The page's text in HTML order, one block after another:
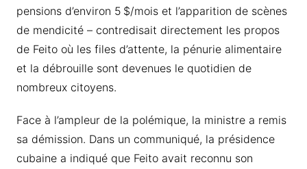
pensions d’environ 5 $/mois et l’apparition de scènes
de mendicité – contredisait directement les propos
de Feito où les files d’attente, la pénurie alimentaire
et la débrouille sont devenues le quotidien de
nombreux citoyens.
Face à l’ampleur de la polémique, la ministre a remis
sa démission. Dans un communiqué, la présidence
cubaine a indiqué que Feito avait reconnu son